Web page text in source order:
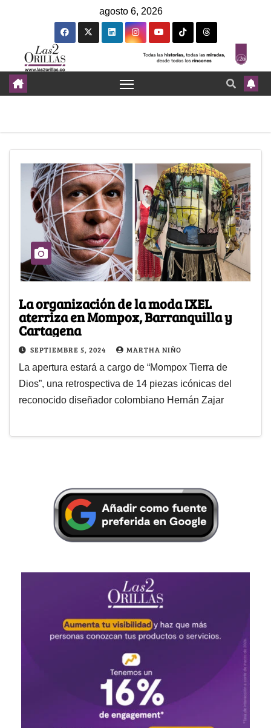
agosto 6, 2026
La organización de la moda IXEL
aterriza en Mompox, Barranquilla y
Cartagena
SEPTIEMBRE 5, 2024 MARTHA NIÑO
La apertura estará a cargo de “Mompox Tierra de
Dios”, una retrospectiva de 14 piezas icónicas del
reconocido diseñador colombiano Hernán Zajar